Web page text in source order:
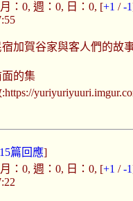
：0, 週：0, 日：0, [+1 /-1
宿加賀谷家與客人們的故
面的集
篇回應]
：0, 週：0, 日：0, [+1 /-1